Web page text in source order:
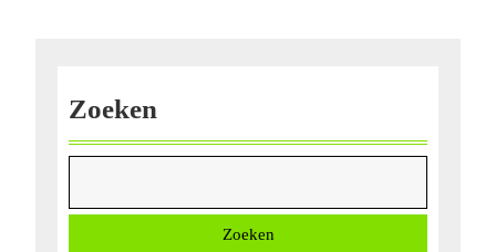
Zoeken
Zoeken